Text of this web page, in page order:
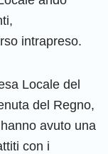
intrapreso.
Locale del
del Regno,
avuto una
con i